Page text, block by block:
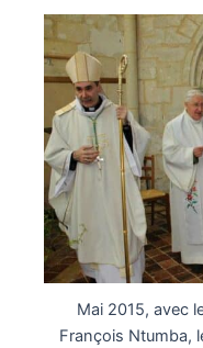
Mai 2015, avec
François Ntumba,